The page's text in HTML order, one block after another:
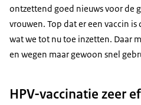
ontzettend goed nieuws voor de
vrouwen. Top dat er een vaccin
wat we tot nu toe inzetten. Daar
en wegen maar gewoon snel
HPV-vaccinatie zeer